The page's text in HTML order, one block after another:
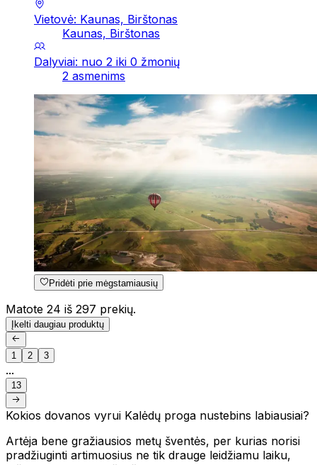
Vietovė: Kaunas, Birštonas
Kaunas, Birštonas
Dalyviai: nuo 2 iki 0 žmonių
2 asmenims
Pridėti prie mėgstamiausių
Matote 24 iš 297 prekių.
Įkelti daugiau produktų
1 2 3
...
13
Kokios dovanos vyrui Kalėdų proga nustebins labiausiai?
Artėja bene gražiausios metų šventės, per kurias norisi
pradžiuginti artimuosius ne tik drauge leidžiamu laiku,